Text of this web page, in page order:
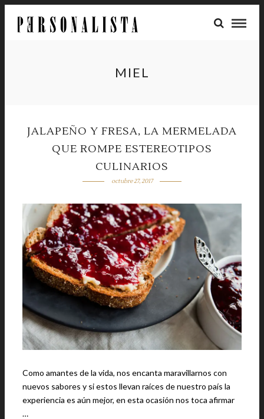
MIEL
JALAPEÑO Y FRESA, LA MERMELADA
QUE ROMPE ESTEREOTIPOS
CULINARIOS
octubre 27, 2017
Como amantes de la vida, nos encanta maravillarnos con
nuevos sabores y si estos llevan raíces de nuestro país la
experiencia es aún mejor, en esta ocasión nos toca afirmar
…